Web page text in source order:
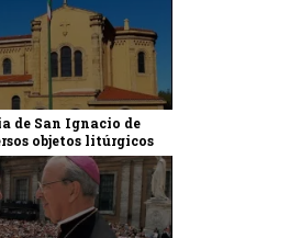
de San Ignacio de
objetos litúrgicos